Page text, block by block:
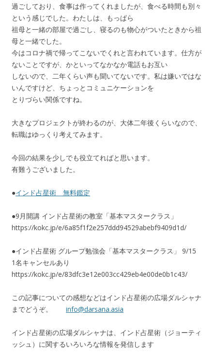
過ごしており、食事は作ってくれましたが、食べる時間も別々
という感じでした。わたしは、もっぱら
祖母と一緒の部屋で過ごし、寝るのも物心がついたときから祖
母と一緒でした。
今はコロナ禍で帰ってこないでくれと言われています。仕方が
ないことですが、かといってなかなか電話もお互い
しないので、二年くらい声も聞いてないです。私は嫌いではな
いんですけど、ちょっとコミュニケーションを
とりづらい関係ですね。
大きなプロジェクトが終わるのが、大体二年後くらいなので、
転職はゆっくり考えてみます。
今回の結果を少しでも役立てればと思います。
有難うございました。
●インド占星術 無料鑑定
●9月開講 インド占星術の教室「基本マスタークラス」
https://kokc.jp/e/6a85f1f2e257ddd94529abebf9409d1d/
●インド占星術 グループ勉強会「基本マスタークラス」 9/15
1名キャンセルあり
https://kokc.jp/e/83dfc3e12e003cc429eb4e00de0b1c43/
この記事についての感想などはインド占星術の広場ダルシャナ
までどうぞ。 info@darsana.asia
インド占星術の広場ダルシャナは、インド占星術（ジョーティ
ッシュ）に関するいろいろな情報を発信します